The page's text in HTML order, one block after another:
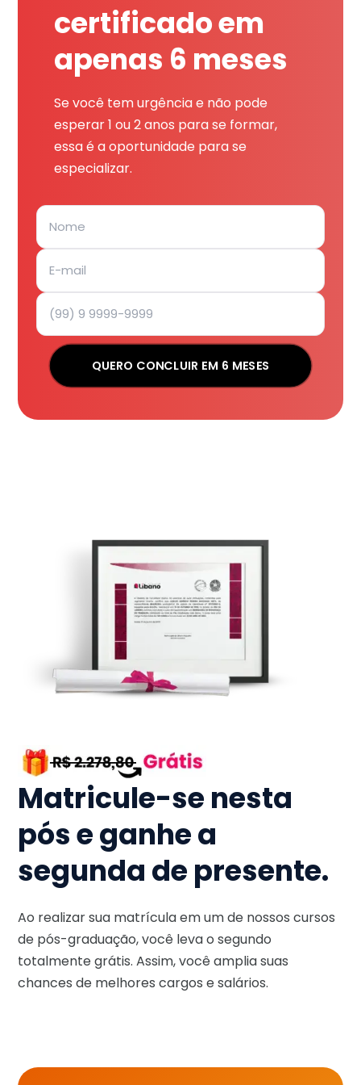
certificado em
apenas 6 meses
Se você tem urgência e não pode
esperar 1 ou 2 anos para se formar,
essa é a oportunidade para se
especializar.
QUERO CONCLUIR EM 6 MESES
Matricule-se nesta
pós e ganhe a
segunda de presente.
Ao realizar sua matrícula em um de nossos cursos
de pós-graduação, você leva o segundo
totalmente grátis. Assim, você amplia suas
chances de melhores cargos e salários.